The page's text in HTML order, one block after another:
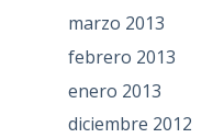
marzo 2013
febrero 2013
enero 2013
diciembre 2012